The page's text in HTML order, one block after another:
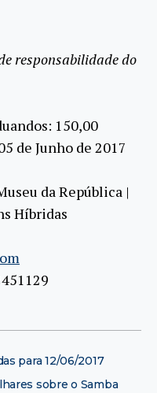
responsabilidade do
150,00
de Junho de 2017
da República |
Híbridas
para 12/06/2017
sobre o Samba